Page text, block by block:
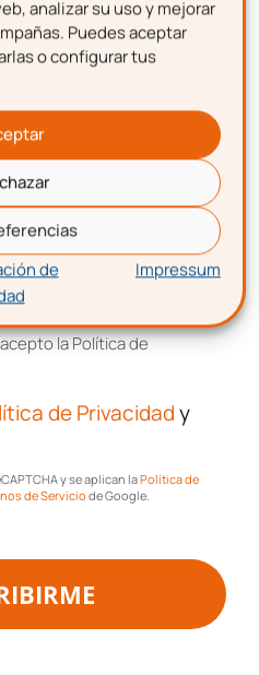
analizar su uso y mejorar
Puedes aceptar
o configurar tus
de
Impressum
y
acepto la Política de
y se aplican la
y condiciones
la Política de
de Privacidady
y se aplican laPolítica de
de Serviciode Google.